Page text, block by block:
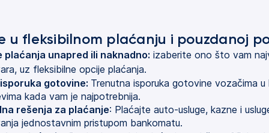
u fleksibilnom plaćanju i pouzdanoj
plaćanja unapred ili naknadno: izaberite ono što vam
uz fleksibilne opcije plaćanja.
gotovine: Trenutna isporuka gotovine vozačima u
kada vam je najpotrebnija.
rešenja za plaćanje: Plaćajte auto-usluge, kazne i
jednostavnim pristupom bankomatu.